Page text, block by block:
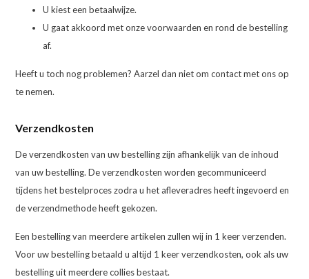
U kiest een betaalwijze.
U gaat akkoord met onze voorwaarden en rond de bestelling
af.
Heeft u toch nog problemen? Aarzel dan niet om contact met ons op
te nemen.
Verzendkosten
De verzendkosten van uw bestelling zijn afhankelijk van de inhoud
van uw bestelling. De verzendkosten worden gecommuniceerd
tijdens het bestelproces zodra u het afleveradres heeft ingevoerd en
de verzendmethode heeft gekozen.
Een bestelling van meerdere artikelen zullen wij in 1 keer verzenden.
Voor uw bestelling betaald u altijd 1 keer verzendkosten, ook als uw
bestelling uit meerdere collies bestaat.